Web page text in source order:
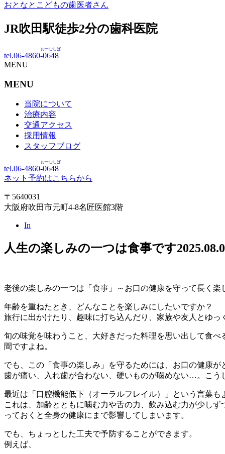
おとなとこどもの歯医者さん
JR吹田駅徒歩2分の歯科医院
tel.06-4860-0648
おーむしば
MENU
MENU
当院について
治療内容
交通アクセス
採用情報
スタッフブログ
tel.06-4860-0648
おーむしば
ネット予約はこちらから
〒5640031
大阪府吹田市元町4-8名匠医館3階
In
人生の楽しみの一つは食事です
老後の楽しみの一つは「食事」～お口の健康を守って長く楽
年齢を重ねたとき、どんなことを楽しみにしたいですか？
旅行に出かけたり、趣味に打ち込んだり、家族や友人とゆ
旬の味覚を味わうこと、大好きだった料理を思い出して食
間ですよね。
でも、この「食事の楽しみ」を守るためには、お口の健康が
歯が痛い、入れ歯が合わない、硬いものが噛めない…。こ
最近は「口腔機能低下（オーラルフレイル）」という言葉
これは、加齢とともに噛む力や舌の力、飲み込む力が少し
っておくと全身の健康にまで影響してしまいます。
でも、ちょっとした工夫で予防することができます。
例えば、